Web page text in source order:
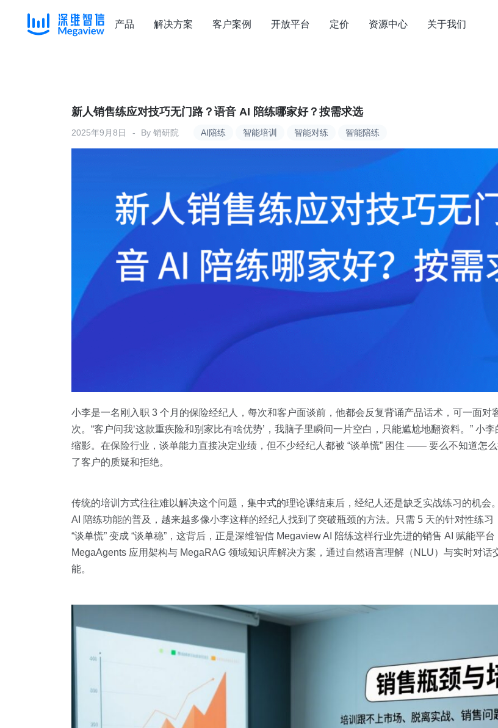
产品 解决方案 客户案例 开放平台 定价 资源中心 关于我们
AI陪练 智能培训 智能对练 智能陪练
新人销售练应对技巧无门路？语音 AI 陪练哪家好？按需求选
2025年9月8日 By 销研院
小李是一名刚入职 3 个月的保险经纪人，每次和客户面谈前，他都会反复背诵产品话术，可一面对
次。“客户问我‘这款重疾险和别家比有啥优势’，我脑子里瞬间一片空白，只能尴尬地翻资料。” 小
缩影。在保险行业，谈单能力直接决定业绩，但不少经纪人都被 “谈单慌” 困住 —— 要么不知道怎
了客户的质疑和拒绝。
传统的培训方式往往难以解决这个问题，集中式的理论课结束后，经纪人还是缺乏实战练习的机会
AI 陪练功能的普及，越来越多像小李这样的经纪人找到了突破瓶颈的方法。只需 5 天的针对性练
“谈单慌” 变成 “谈单稳”，这背后，正是深维智信 Megaview AI 陪练这样行业先进的销售 AI 赋能平
MegaAgents 应用架构与 MegaRAG 领域知识库解决方案，通过自然语言理解（NLU）与实时对话
能。